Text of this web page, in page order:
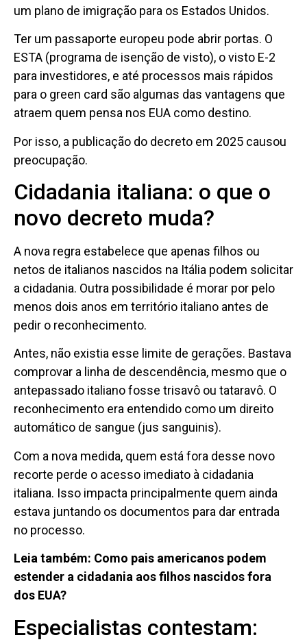
um plano de imigração para os Estados Unidos.
Ter um passaporte europeu pode abrir portas. O
ESTA (programa de isenção de visto), o visto E-2
para investidores, e até processos mais rápidos
para o green card são algumas das vantagens que
atraem quem pensa nos EUA como destino.
Por isso, a publicação do decreto em 2025 causou
preocupação.
Cidadania italiana: o que o
novo decreto muda?
A nova regra estabelece que apenas filhos ou
netos de italianos nascidos na Itália podem solicitar
a cidadania. Outra possibilidade é morar por pelo
menos dois anos em território italiano antes de
pedir o reconhecimento.
Antes, não existia esse limite de gerações. Bastava
comprovar a linha de descendência, mesmo que o
antepassado italiano fosse trisavô ou tataravô. O
reconhecimento era entendido como um direito
automático de sangue (jus sanguinis).
Com a nova medida, quem está fora desse novo
recorte perde o acesso imediato à cidadania
italiana. Isso impacta principalmente quem ainda
estava juntando os documentos para dar entrada
no processo.
Leia também: Como pais americanos podem
estender a cidadania aos filhos nascidos fora
dos EUA?
Especialistas contestam: